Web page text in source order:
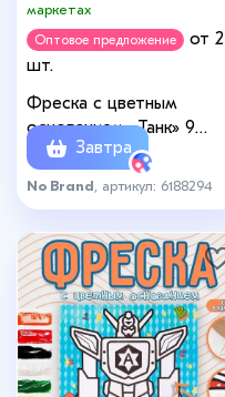
маркетах
Оптовое предложение
от 2
шт.
Фреска с цветным
основанием «Танк» 9
цветов песка по 2 г
Завтра
No Brand , артикул: 6188294